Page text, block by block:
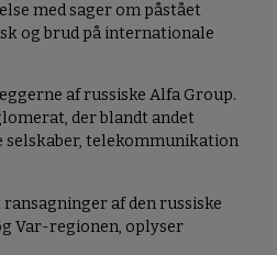
med sager om påstået
og brud på internationale
af russiske Alfa Group.
der blandt andet
selskaber, telekommunikation
af den russiske
Var-regionen, oplyser